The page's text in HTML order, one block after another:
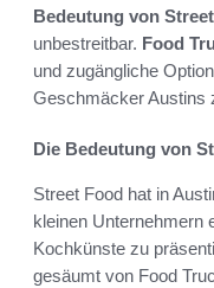
Bedeutung von
unbestreitbar. Food
und zugängliche
Geschmäcker Austins
Die Bedeutung von
Street Food hat in
kleinen Unternehmern
Kochkünste zu
gesäumt von Food